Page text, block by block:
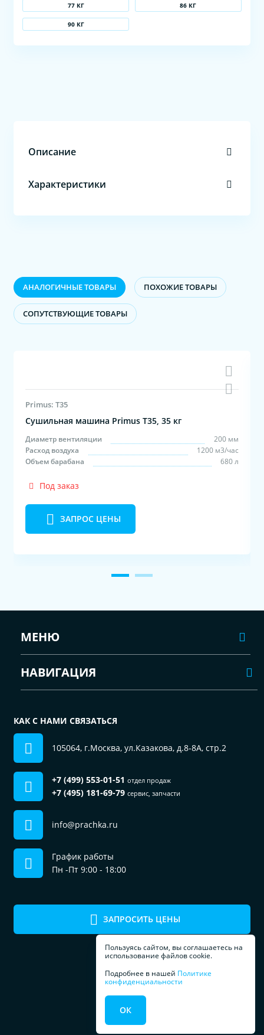
77 КГ 86 КГ
90 КГ
Описание
Характеристики
АНАЛОГИЧНЫЕ ТОВАРЫ ПОХОЖИЕ ТОВАРЫ
CОПУТСТВУЮЩИЕ ТОВАРЫ
Primus: T35
Сушильная машина Primus T35, 35 кг
Диаметр вентиляции
200 мм
Расход воздуха
1200 м3/час
Объем барабана
680 л
Под заказ
ЗАПРОС ЦЕНЫ
Пользуясь сайтом, вы соглашаетесь на
использование файлов cookie.
Подробнее в нашей Политике
конфиденциальности
ОК
ПРОФЕССИОНАЛЬНОЕ
ДЛЯ ПРАЧЕЧЕЧНЫХ
ЗАПРОСИТЬ ЦЕНЫ
МЕНЮ
НАВИГАЦИЯ
КАК С НАМИ СВЯЗАТЬСЯ
105064, г.Москва, ул.Казакова, д.8-8А, стр.2
+7 (499) 553-01-51 отдел продаж
+7 (495) 181-69-79 сервис, запчасти
info@prachka.ru
График работы
Пн -Пт 9:00 - 18:00